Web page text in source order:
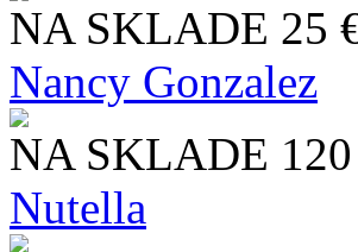
NA SKLADE 25
Nancy Gonzalez
NA SKLADE
Nutella